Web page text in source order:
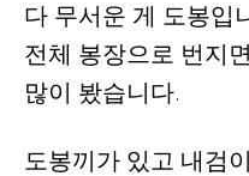
다 무서운 게 도봉입
전체 봉장으로 번지
많이 봤습니다.
도봉끼가 있고 내검